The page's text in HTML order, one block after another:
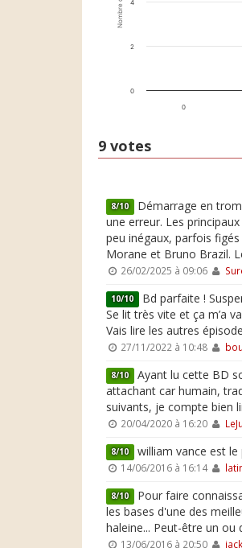
0
0
2
4
9 votes
8/10 Démarrage en
une erreur. Les
peu inégaux, parfois
Morane et Bruno Brazil.
26/02/2025 à 09:06
10/10 Bd parfaite !
Se lit très vite et ça m’a
Vais lire les autres
27/11/2022 à 10:48
8/10 Ayant lu cette BD
attachant car humain,
suivants, je compte bien
20/04/2020 à 16:20
8/10 william vance est le
14/06/2016 à 16:14
8/10 Pour faire
les bases d'une des
haleine... Peut-être un
13/06/2016 à 20:50